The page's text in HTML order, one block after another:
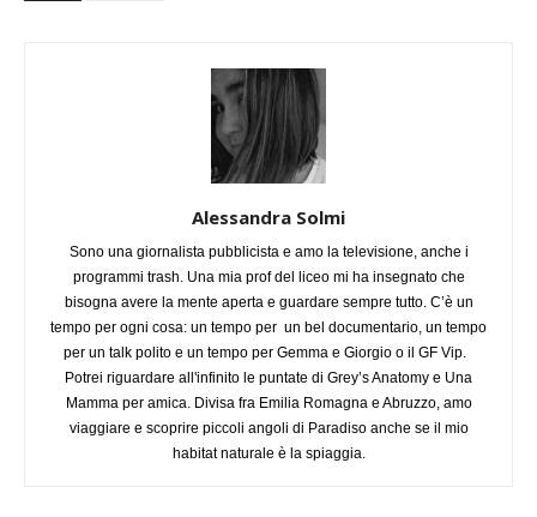
Alessandra Solmi
Sono una giornalista pubblicista e amo la televisione, anche i
programmi trash. Una mia prof del liceo mi ha insegnato che
bisogna avere la mente aperta e guardare sempre tutto. C’è un
tempo per ogni cosa: un tempo per un bel documentario, un tempo
per un talk polito e un tempo per Gemma e Giorgio o il GF Vip.
Potrei riguardare all'infinito le puntate di Grey’s Anatomy e Una
Mamma per amica. Divisa fra Emilia Romagna e Abruzzo, amo
viaggiare e scoprire piccoli angoli di Paradiso anche se il mio
habitat naturale è la spiaggia.